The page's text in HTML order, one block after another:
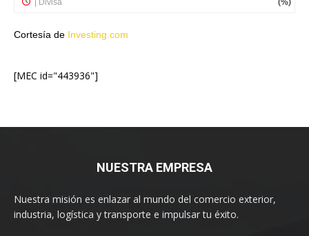
Cortesía de Investing.com
[MEC id="443936"]
NUESTRA EMPRESA
Nuestra misión es enlazar al mundo del comercio exterior,
industria, logística y transporte e impulsar tu éxito.